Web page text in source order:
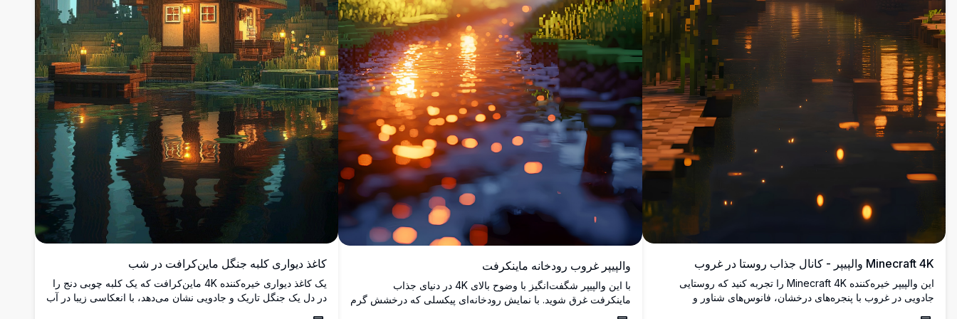
Minecraft 4K والپیپر - کانال جذاب روستا در غروب
این والپیپر خیره‌کننده Minecraft 4K را تجربه کنید که روستایی
جادویی در غروب با پنجره‌های درخشان، فانوس‌های شناور و
والپیپر غروب رودخانه ماینکرفت
با این والپیپر شگفت‌انگیز با وضوح بالای 4K در دنیای جذاب
ماینکرفت غرق شوید. با نمایش رودخانه‌ای پیکسلی که درخشش گرم
غروب خورشید را منعکس می‌کند، این تصویر جوهره مناظر مجازی
کاغذ دیواری کلبه جنگل ماین‌کرافت در شب
یک کاغذ دیواری خیره‌کننده 4K ماین‌کرافت که یک کلبه چوبی دنج را
در دل یک جنگل تاریک و جادویی نشان می‌دهد، با انعکاسی زیبا در آب